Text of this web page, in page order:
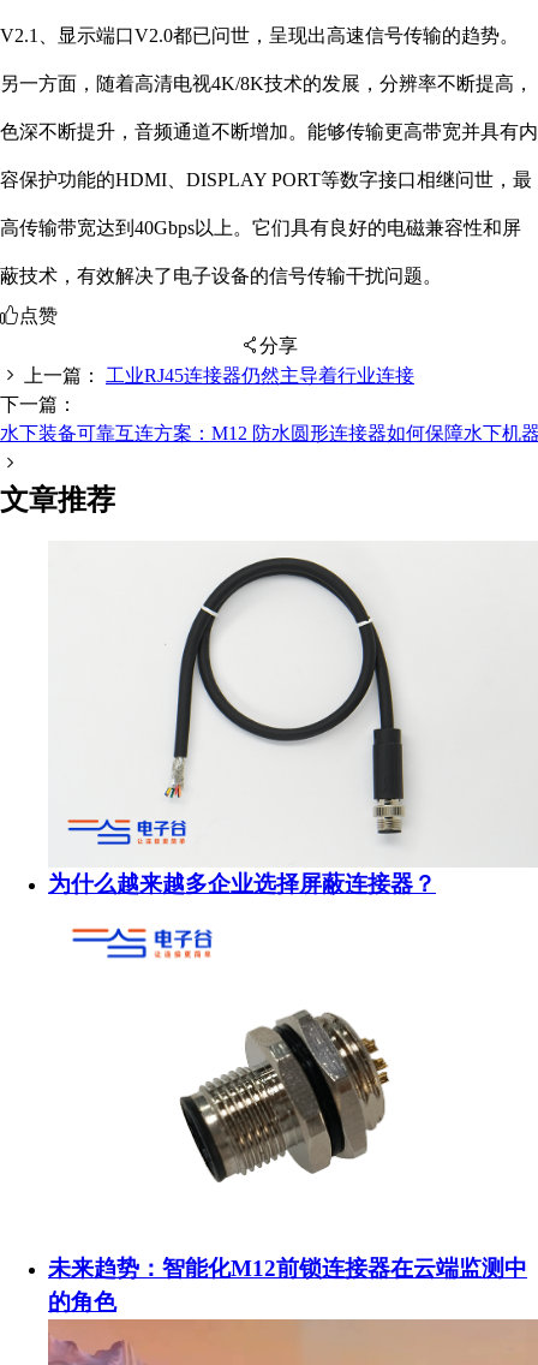
V2.1、显示端口V2.0都已问世，呈现出高速信号传输的趋势。
另一方面，随着高清电视4K/8K技术的发展，分辨率不断提高，
色深不断提升，音频通道不断增加。能够传输更高带宽并具有内
容保护功能的HDMI、DISPLAY PORT等数字接口相继问世，最
高传输带宽达到40Gbps以上。它们具有良好的电磁兼容性和屏
蔽技术，有效解决了电子设备的信号传输干扰问题。
点赞
分享
上一篇： 工业RJ45连接器仍然主导着行业连接
下一篇：
水下装备可靠互连方案：M12 防水圆形连接器如何保障水下机
文章推荐
为什么越来越多企业选择屏蔽连接器？
未来趋势：智能化M12前锁连接器在云端监测中
的角色